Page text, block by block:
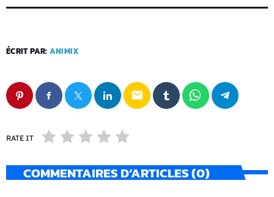
ÉCRIT PAR: ANIMIX
email
RATE IT
COMMENTAIRES D’ARTICLES (0)